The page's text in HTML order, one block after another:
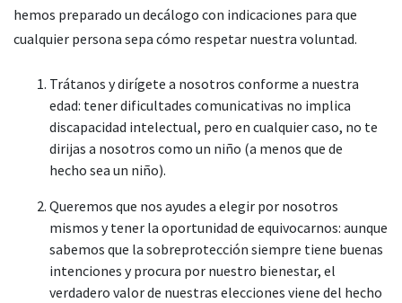
hemos preparado un decálogo con indicaciones para que
cualquier persona sepa cómo respetar nuestra voluntad.
Trátanos y dirígete a nosotros conforme a nuestra
edad: tener dificultades comunicativas no implica
discapacidad intelectual, pero en cualquier caso, no te
dirijas a nosotros como un niño (a menos que de
hecho sea ​​un niño).
Queremos que nos ayudes a elegir por nosotros
mismos y tener la oportunidad de equivocarnos: aunque
sabemos que la sobreprotección siempre tiene buenas
intenciones y procura por nuestro bienestar, el
verdadero valor de nuestras elecciones viene del hecho